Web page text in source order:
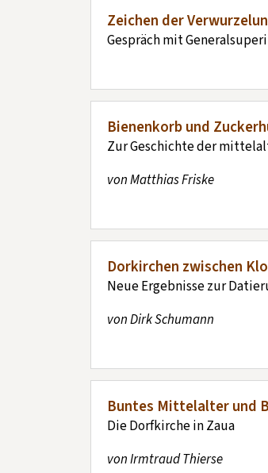
Zeichen der
Gespräch mit
Bienenkorb und
Zur Geschichte der
von Matthias Friske
Dorkirchen zwischen
Neue Ergebnisse zur
von Dirk Schumann
Buntes Mittelalter und
Die Dorfkirche in Zaua
von Irmtraud Thierse